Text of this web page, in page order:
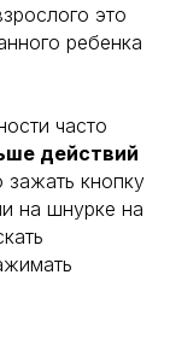
это
ребенка
часто
действий
зажать кнопку
на шнурке на